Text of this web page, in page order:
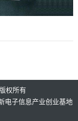
权所有
电子信息产业创业基地